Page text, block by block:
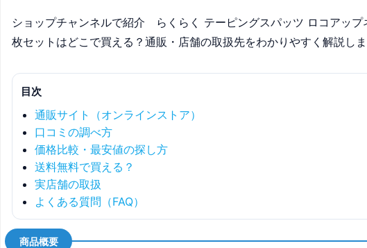
ショップチャンネルで紹介 らくらく テーピングスパッツ ロコアップ
枚セットはどこで買える？通販・店舗の取扱先をわかりやすく解説しま
目次
通販サイト（オンラインストア）
口コミの調べ方
価格比較・最安値の探し方
送料無料で買える？
実店舗の取扱
よくある質問（FAQ）
商品概要